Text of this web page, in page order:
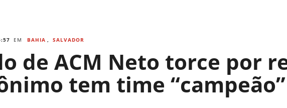
EM BAHIA , SALVADOR
de ACM Neto torce por
tem time “campeão”